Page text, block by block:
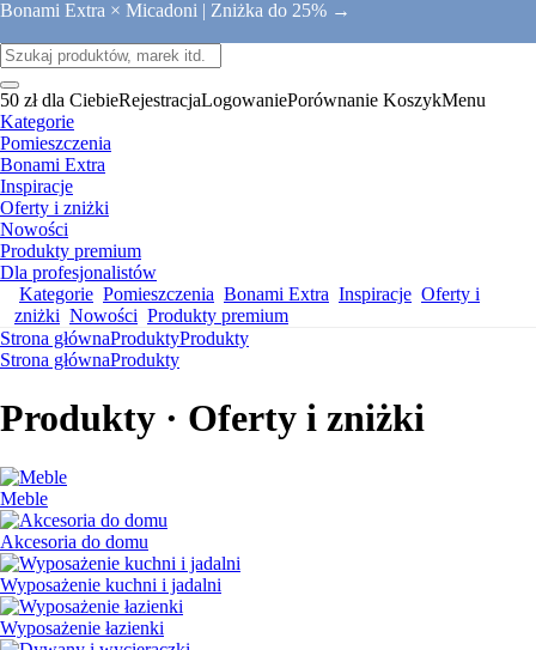
Bonami Extra × Micadoni | Zniżka do 25% →
50 zł dla CiebieRejestracjaLogowaniePorównanie KoszykMenu
Kategorie
Pomieszczenia
Bonami Extra
Inspiracje
Oferty i zniżki
Nowości
Produkty premium
Dla profesjonalistów
Kategorie Pomieszczenia Bonami Extra Inspiracje Oferty i
zniżki Nowości Produkty premium
Strona głównaProduktyProdukty
Strona głównaProdukty
Produkty · Oferty i zniżki
Meble
Akcesoria do domu
Wyposażenie kuchni i jadalni
Wyposażenie łazienki